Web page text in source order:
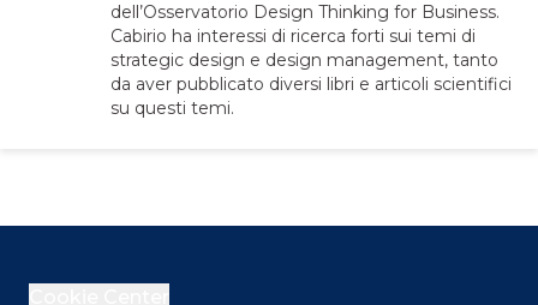
dell’Osservatorio Design Thinking for Business.
Cabirio ha interessi di ricerca forti sui temi di
strategic design e design management, tanto
da aver pubblicato diversi libri e articoli scientifici
su questi temi.